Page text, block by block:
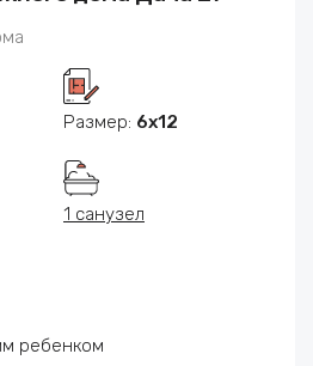
Размер: 6х12
1 санузел
ребенком